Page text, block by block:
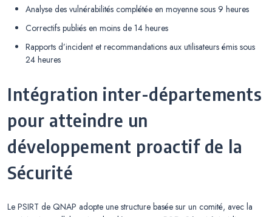
Analyse des vulnérabilités complétée en moyenne sous 9 heures
Correctifs publiés en moins de 14 heures
Rapports d’incident et recommandations aux utilisateurs émis sous
24 heures
Intégration inter-départements
pour atteindre un
développement proactif de la
Sécurité
Le PSIRT de QNAP adopte une structure basée sur un comité, avec la